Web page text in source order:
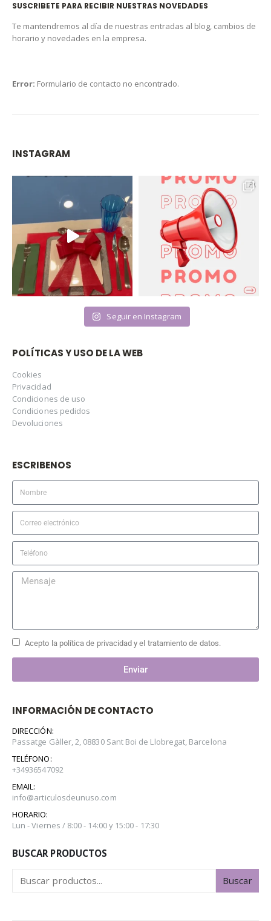
SUSCRIBETE PARA RECIBIR NUESTRAS NOVEDADES
Te mantendremos al día de nuestras entradas al blog, cambios de
horario y novedades en la empresa.
Error: Formulario de contacto no encontrado.
INSTAGRAM
Seguir en Instagram
POLÍTICAS Y USO DE LA WEB
Cookies
Privacidad
Condiciones de uso
Condiciones pedidos
Devoluciones
ESCRIBENOS
Acepto la política de privacidad y el tratamiento de datos.
Enviar
INFORMACIÓN DE CONTACTO
DIRECCIÓN:
Passatge Gàller, 2, 08830 Sant Boi de Llobregat, Barcelona
TELÉFONO:
+34936547092
EMAIL:
info@articulosdeunuso.com
HORARIO:
Lun - Viernes / 8:00 - 14:00 y 15:00 - 17:30
BUSCAR PRODUCTOS
Buscar